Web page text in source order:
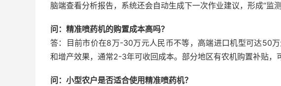
脑端查看分析报告，系统还会自动生成下一次作业建议，形成“监
问：精准喷药机的购置成本高吗？
答：目前市价在8万-30万元人民币不等，高端进口机型可达50
和增产效果，通常2-3年可收回成本。部分地区有农机购置补贴，
问：小型农户是否适合使用精准喷药机？